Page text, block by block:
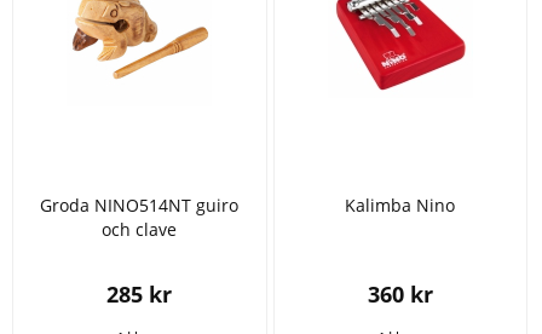
Groda NINO514NT guiro
och clave
285 kr
Kalimba Nino
360 kr